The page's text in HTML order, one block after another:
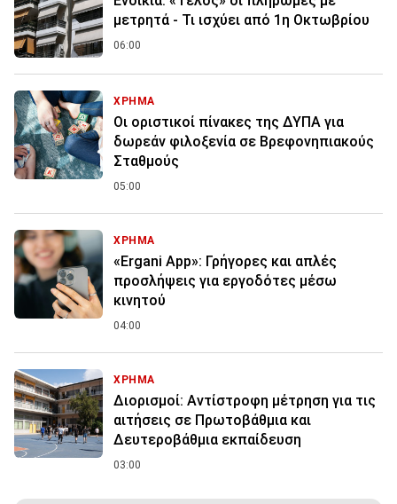
μετρητά - Τι ισχύει από 1η Οκτωβρίου
06:00
ΧΡΗΜΑ
Οι οριστικοί πίνακες της ΔΥΠΑ για
δωρεάν φιλοξενία σε Βρεφονηπιακούς
Σταθμούς
05:00
ΧΡΗΜΑ
«Ergani App»: Γρήγορες και απλές
προσλήψεις για εργοδότες μέσω
κινητού
04:00
ΧΡΗΜΑ
Διορισμοί: Αντίστροφη μέτρηση για τις
αιτήσεις σε Πρωτοβάθμια και
Δευτεροβάθμια εκπαίδευση
03:00